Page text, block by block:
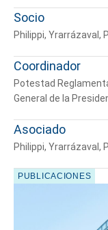
Socio
Philippi, Yrarrázaval,
Coordinador
Potestad
General de la
Asociado
Philippi, Yrarrázaval,
PUBLICACIONES